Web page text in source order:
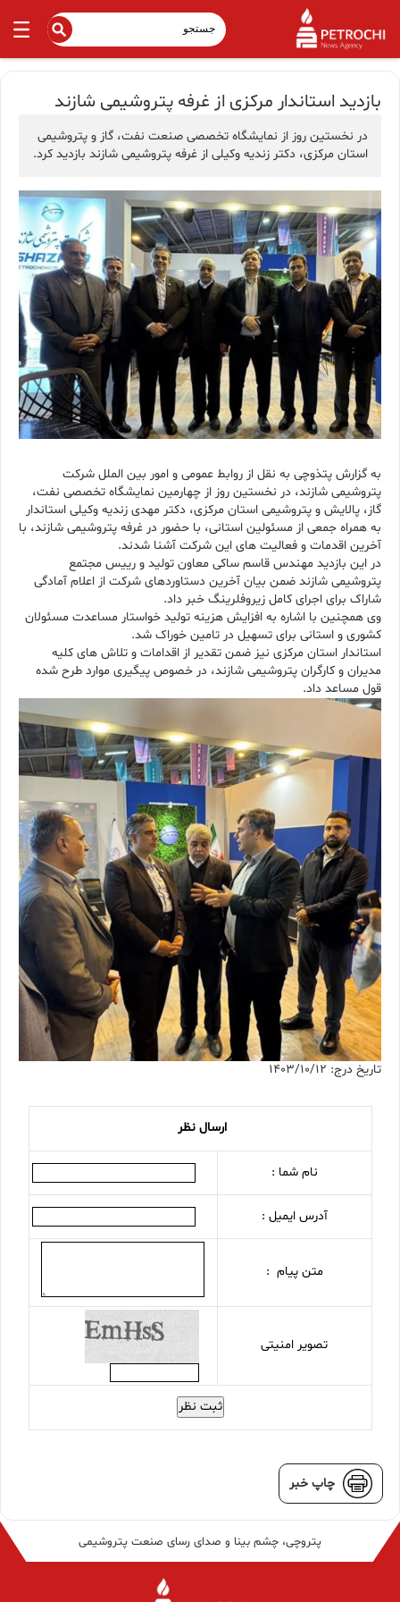
بازدید استاندار مرکزی از غرفه پتروشیمی شازند
در نخستین روز از نمایشگاه تخصصی صنعت نفت، گاز و پتروشیمی
استان مرکزی، دکتر زندیه وکیلی از غرفه پتروشیمی شازند بازدید کرد.
به گزارش پتذوچی به نقل از روابط عمومی و امور بین الملل شرکت
پتروشیمی شازند، در نخستین روز از چهارمین نمایشگاه تخصصی نفت،
گاز، پالایش و پتروشیمی استان مرکزی، دکتر مهدی زندیه وکیلی استاندار
به همراه جمعی از مسئولین استانی، با حضور در غرفه پتروشیمی شازند، با
آخرین اقدمات و فعالیت های این شرکت آشنا شدند.
در این بازدید مهندس قاسم ساکی معاون تولید و رییس مجتمع
پتروشیمی شازند ضمن بیان آخرین دستاوردهای شرکت از اعلام آمادگی
شاراک برای اجرای کامل زیروفلرینگ خبر داد.
وی همچنین با اشاره به افزایش هزینه تولید خواستار مساعدت مسئولان
کشوری و استانی برای تسهیل در تامین خوراک شد.
استاندار استان مرکزی نیز ضمن تقدیر از اقدامات و تلاش های کلیه
مدیران و کارگران پتروشیمی شازند، در خصوص پیگیری موارد طرح شده
قول مساعد داد.
تاریخ درج: 1403/10/12
ارسال نظر
نام شما :
آدرس ایمیل :
متن پیام :
تصویر امنیتی
ثبت نظر
چاپ خبر
پتروچی، چشم بینا و صدای رسای صنعت پتروشیمی